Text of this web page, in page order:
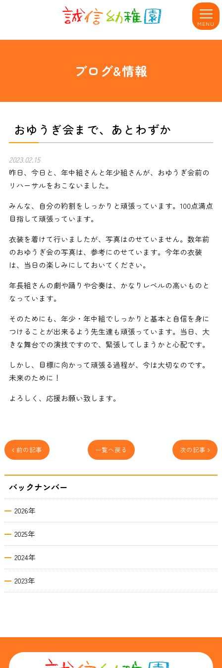
MENU
ブログ&情報
おゆうぎ会まで、あとわずか
2023.02.15
昨日、今日と、年中組さんと年少組さんが、おゆうぎ会前の
リハーサルをおこないました。
みんな、自分の約割をしっかりと頑張っています。100点満点
目指して頑張っています。
衣装を着けて行いましたが、写真はのせていません。数年前
のおゆうぎ会の写真は、参考にのせています。今年の衣装
は、当日の楽しみにしておいてください。
年長組さんの劇や踊りや合奏は、かなりレベルの高いものと
なっています。
そのためにも、年少・年中組でしっかりと基本と自信を身に
つけることが出来るよう先生達も頑張っています。当日、大
きな舞台での演技ですので、緊張してしまうかと心配です。
しかし、目標に向かって頑張る過程が、今は大切なのです。
未来のために！
よろしく、応援お願い致します。
 前の記事 一覧へ戻る 次の記事 
バックナンバー
2026年
2025年
2024年
2023年